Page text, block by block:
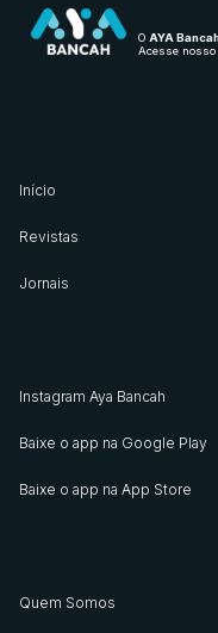
O AYA
Acesse nosso
Início
Revistas
Jornais
Instagram Aya Bancah
Baixe o app na Google Play
Baixe o app na App Store
Quem Somos